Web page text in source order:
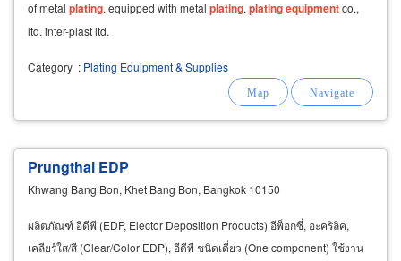
of metal plating. equipped with metal plating. platingequipmentco.,
ltd. inter-plast ltd.
Category : Plating Equipment & Supplies
Prungthai EDP
Khwang Bang Bon, Khet Bang Bon, Bangkok 10150
ผลิตภัณฑ์ อีดีพี (EDP, Elector Deposition Products) อีพ็อกซี่, อะคริลิค,
เคลียร์ใส/สี (Clear/Color EDP), อีดีพี ชนิดเดี่ยว (One component) ใช้งาน